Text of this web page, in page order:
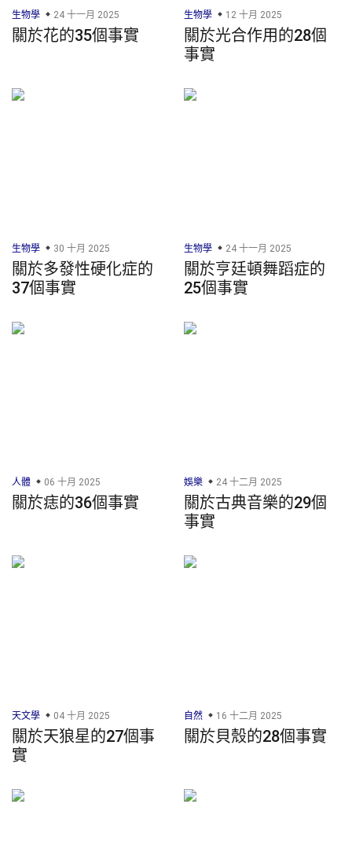
生物學 24 十一月 2025
關於花的35個事實
生物學 12 十月 2025
關於光合作用的28個
事實
生物學 30 十月 2025
關於多發性硬化症的
37個事實
生物學 24 十一月 2025
關於亨廷頓舞蹈症的
25個事實
人體 06 十月 2025
關於痣的36個事實
娛樂 24 十二月 2025
關於古典音樂的29個
事實
天文學 04 十月 2025
關於天狼星的27個事
實
自然 16 十二月 2025
關於貝殼的28個事實